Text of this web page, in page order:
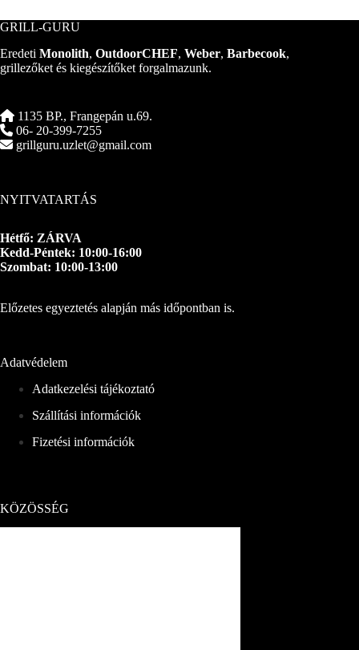
GRILL-GURU
Eredeti Monolith, OutdoorCHEF, Weber, Barbecook,
grillezőket és kiegészítőket forgalmazunk.
1135 BP., Frangepán u.69.
06- 20-399-7255
grillguru.uzlet@gmail.com
NYITVATARTÁS
Hétfő: ZÁRVA
Kedd-Péntek: 10:00-16:00
Szombat: 10:00-13:00
Előzetes egyeztetés alapján más időpontban is.
Adatvédelem
Adatkezelési tájékoztató
Szállítási információk
Fizetési információk
KÖZÖSSÉG